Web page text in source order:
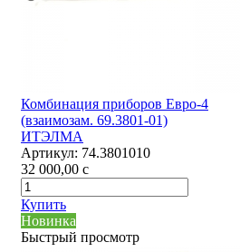
Комбинация приборов Евро-4
(взаимозам. 69.3801-01)
ИТЭЛМА
Артикул: 74.3801010
32 000,00 c
Купить
Новинка
Быстрый просмотр